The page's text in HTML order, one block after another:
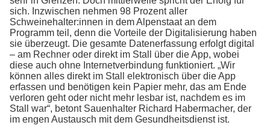
sich. Inzwischen nehmen 98 Prozent aller
Schweinehalter:innen in dem Alpenstaat an dem
Programm teil, denn die Vorteile der Digitalisierung haben
sie überzeugt. Die gesamte Datenerfassung erfolgt digital
– am Rechner oder direkt im Stall über die App, wobei
diese auch ohne Internetverbindung funktioniert. „Wir
können alles direkt im Stall elektronisch über die App
erfassen und benötigen kein Papier mehr, das am Ende
verloren geht oder nicht mehr lesbar ist, nachdem es im
Stall war“, betont Sauenhalter Richard Habermacher, der
im engen Austausch mit dem Gesundheitsdienst ist.